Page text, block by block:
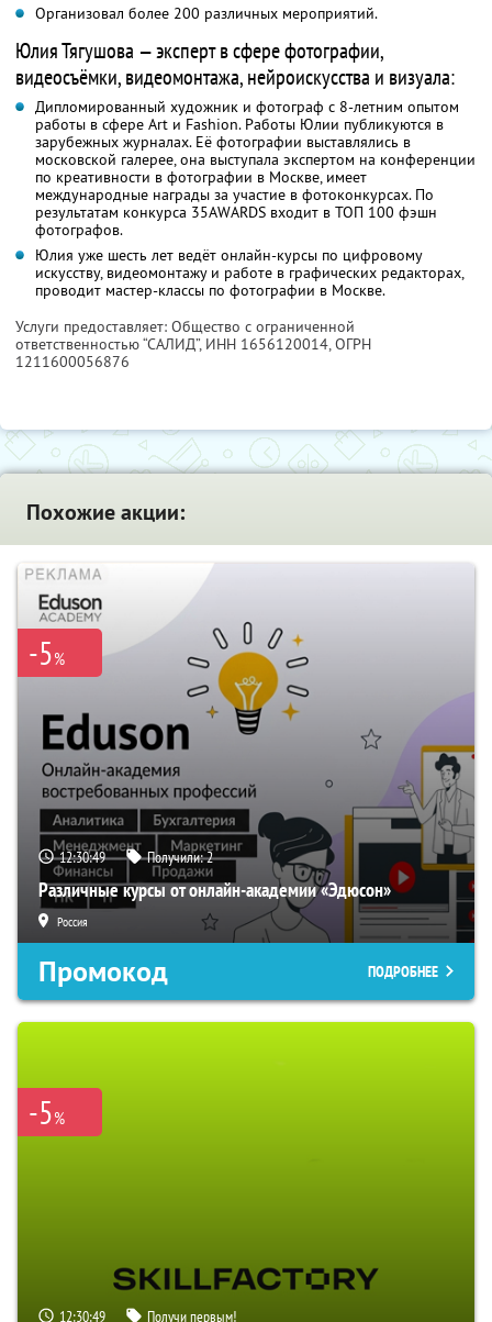
Организовал более 200 различных мероприятий.
Юлия Тягушова — эксперт в сфере фотографии,
видеосъёмки, видеомонтажа, нейроискусства и визуала:
Дипломированный художник и фотограф с 8-летним опытом
работы в сфере Art и Fashion. Работы Юлии публикуются в
зарубежных журналах. Её фотографии выставлялись в
московской галерее, она выступала экспертом на конференции
по креативности в фотографии в Москве, имеет
международные награды за участие в фотоконкурсах. По
результатам конкурса 35AWARDS входит в ТОП 100 фэшн
фотографов.
Юлия уже шесть лет ведёт онлайн-курсы по цифровому
искусству, видеомонтажу и работе в графических редакторах,
проводит мастер-классы по фотографии в Москве.
Услуги предоставляет: Общество с ограниченной
ответственностью “САЛИД”, ИНН 1656120014, ОГРН
1211600056876
Похожие акции:
-5%
12:30:48 Получили:2
Различные курсы от онлайн-академии «Эдюсон»
Россия
Промокод ПОДРОБНЕЕ
-5%
12:30:48 Получи первым!